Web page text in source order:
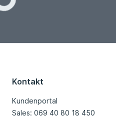
Kontakt
Kundenportal
Sales: 069 40 80 18 450